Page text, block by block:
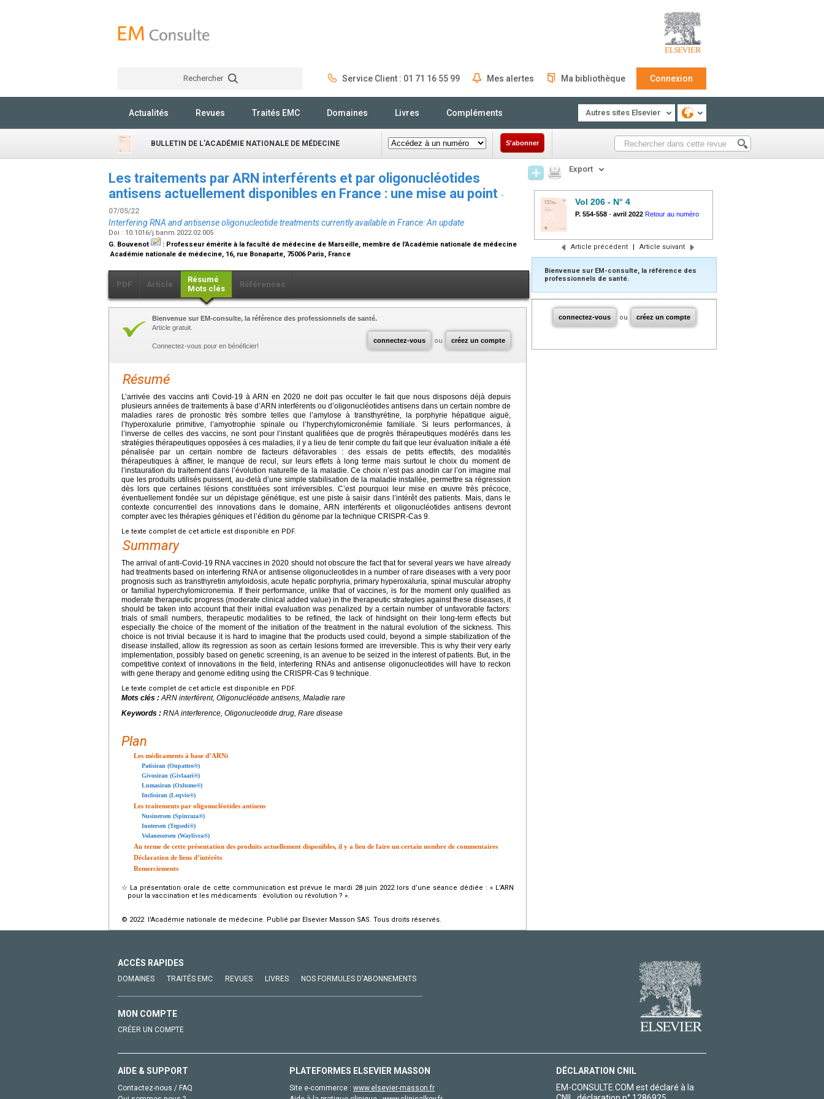
Rechercher Service Client : 01 71 16 55 99 Mes alertes Ma bibliothèque Connexion
Actualités Revues Traités EMC Domaines Livres Compléments Autres sites Elsevier
BULLETIN DE L'ACADÉMIE NATIONALE DE MÉDECINE S'abonner
Les traitements par ARN interférents et par oligonucléotides
antisens actuellement disponibles en France : une mise au point -
07/05/22
Interfering RNA and antisense oligonucleotide treatments currently available in France: An update
Doi : 10.1016/j.banm.2022.02.005
G. Bouvenot
: Professeur émérite à la faculté de médecine de Marseille, membre de l’Académie nationale de médecine
Académie nationale de médecine, 16, rue Bonaparte, 75006 Paris, France
PDF Article
Résumé
Mots clés
Références
connectez-vous ou créez un compte
Bienvenue sur EM-consulte, la référence des professionnels de santé.
Article gratuit.
Connectez-vous pour en bénéficier!
Résumé
L’arrivée des vaccins anti Covid-19 à ARN en 2020 ne doit pas occulter le fait que nous disposons déjà depuis
plusieurs années de traitements à base d’ARN interférents ou d’oligonucléotides antisens dans un certain nombre de
maladies rares de pronostic très sombre telles que l’amylose à transthyrétine, la porphyrie hépatique aiguë,
l’hyperoxalurie primitive, l’amyotrophie spinale ou l’hyperchylomicronémie familiale. Si leurs performances, à
l’inverse de celles des vaccins, ne sont pour l’instant qualifiées que de progrès thérapeutiques modérés dans les
stratégies thérapeutiques opposées à ces maladies, il y a lieu de tenir compte du fait que leur évaluation initiale a été
pénalisée par un certain nombre de facteurs défavorables : des essais de petits effectifs, des modalités
thérapeutiques à affiner, le manque de recul, sur leurs effets à long terme mais surtout le choix du moment de
l’instauration du traitement dans l’évolution naturelle de la maladie. Ce choix n’est pas anodin car l’on imagine mal
que les produits utilisés puissent, au-delà d’une simple stabilisation de la maladie installée, permettre sa régression
dès lors que certaines lésions constituées sont irréversibles. C’est pourquoi leur mise en œuvre très précoce,
éventuellement fondée sur un dépistage génétique, est une piste à saisir dans l’intérêt des patients. Mais, dans le
contexte concurrentiel des innovations dans le domaine, ARN interférents et oligonucléotides antisens devront
compter avec les thérapies géniques et l’édition du génome par la technique CRISPR-Cas 9.
Le texte complet de cet article est disponible en PDF.
Summary
The arrival of anti-Covid-19 RNA vaccines in 2020 should not obscure the fact that for several years we have already
had treatments based on interfering RNA or antisense oligonucleotides in a number of rare diseases with a very poor
prognosis such as transthyretin amyloidosis, acute hepatic porphyria, primary hyperoxaluria, spinal muscular atrophy
or familial hyperchylomicronemia. If their performance, unlike that of vaccines, is for the moment only qualified as
moderate therapeutic progress (moderate clinical added value) in the therapeutic strategies against these diseases, it
should be taken into account that their initial evaluation was penalized by a certain number of unfavorable factors:
trials of small numbers, therapeutic modalities to be refined, the lack of hindsight on their long-term effects but
especially the choice of the moment of the initiation of the treatment in the natural evolution of the sickness. This
choice is not trivial because it is hard to imagine that the products used could, beyond a simple stabilization of the
disease installed, allow its regression as soon as certain lesions formed are irreversible. This is why their very early
implementation, possibly based on genetic screening, is an avenue to be seized in the interest of patients. But, in the
competitive context of innovations in the field, interfering RNAs and antisense oligonucleotides will have to reckon
with gene therapy and genome editing using the CRISPR-Cas 9 technique.
Le texte complet de cet article est disponible en PDF.
Mots clés : ARN interférent, Oligonucléotide antisens, Maladie rare
Keywords : RNA interference, Oligonucleotide drug, Rare disease
Plan
Les médicaments à base d’ARNi
Patisiran (Onpattro®)
Givosiran (Givlaari®)
Lumasiran (Oxlumo®)
Inclisiran (Leqvio®)
Les traitements par oligonucléotides antisens
Nusinersen (Spinraza®)
Inotersen (Tegsedi®)
Volanesorsen (Waylivra®)
Au terme de cette présentation des produits actuellement disponibles, il y a lieu de faire un certain nombre de commentaires
Déclaration de liens d’intérêts
Remerciements
☆ La présentation orale de cette communication est prévue le mardi 28 juin 2022 lors d’une séance dédiée : « L’ARN
pour la vaccination et les médicaments : évolution ou révolution ? ».
© 2022 l'Académie nationale de médecine. Publié par Elsevier Masson SAS. Tous droits réservés.
Export
Vol 206 - N° 4
P. 554-558 - avril 2022 Retour au numéro
Article précédent | Article suivant
Bienvenue sur EM-consulte, la référence des
professionnels de santé.
connectez-vous ou créez un compte
ACCÈS RAPIDES
DOMAINES TRAITÉS EMC REVUES LIVRES NOS FORMULES D'ABONNEMENTS
MON COMPTE
CRÉER UN COMPTE
AIDE & SUPPORT
Contactez-nous / FAQ
PLATEFORMES ELSEVIER MASSON
Site e-commerce : www.elsevier-masson.fr
DÉCLARATION CNIL
EM-CONSULTE.COM est déclaré à la